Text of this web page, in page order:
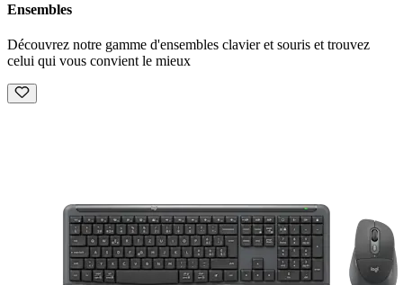
Ensembles
Découvrez notre gamme d'ensembles clavier et souris et trouvez
celui qui vous convient le mieux